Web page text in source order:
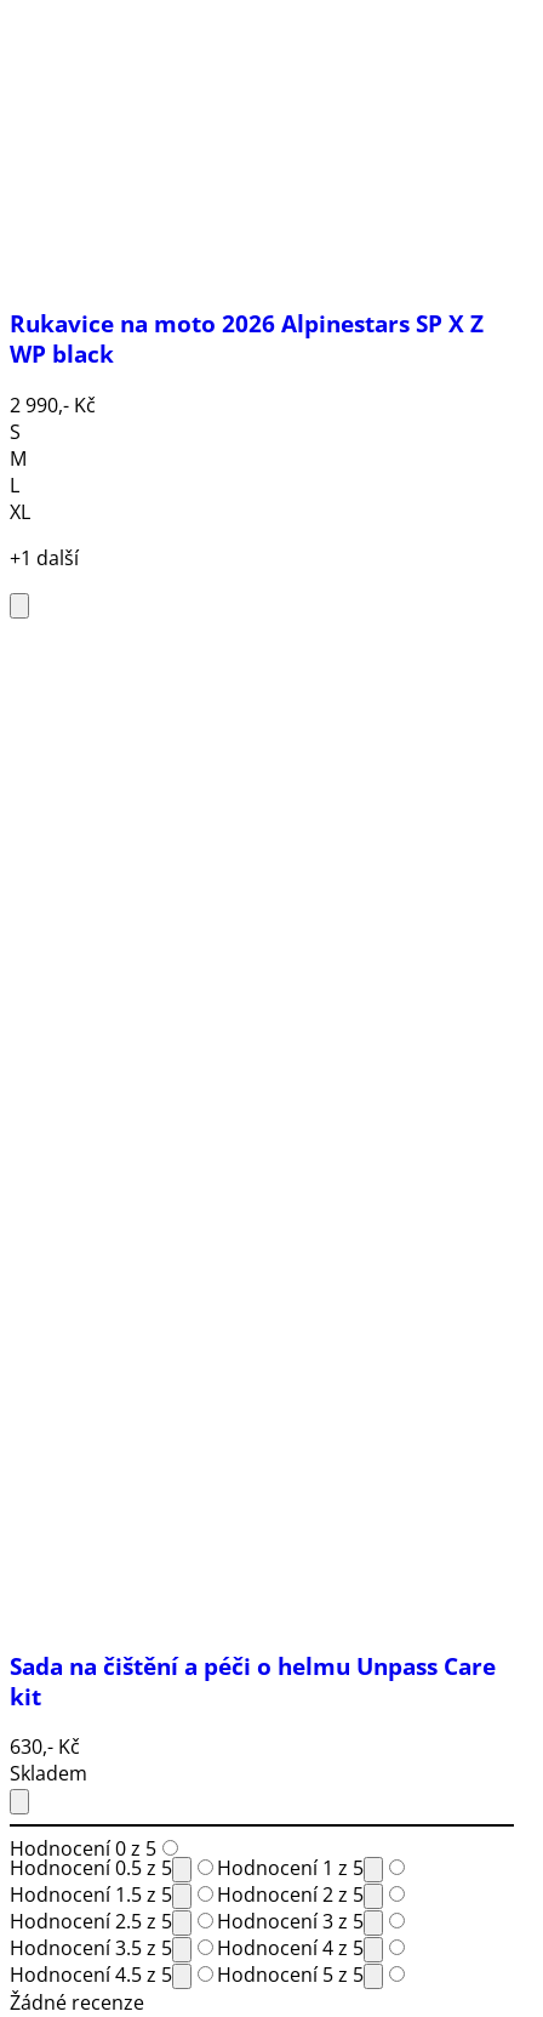
Rukavice na moto 2026 Alpinestars SP X Z
WP black
2 990,- Kč
S
M
L
XL
+1 další
Sada na čištění a péči o helmu Unpass Care
kit
630,- Kč
Skladem
Hodnocení 0 z 5
Hodnocení 0.5 z 5
Hodnocení 1 z 5
Hodnocení 1.5 z 5
Hodnocení 2 z 5
Hodnocení 2.5 z 5
Hodnocení 3 z 5
Hodnocení 3.5 z 5
Hodnocení 4 z 5
Hodnocení 4.5 z 5
Hodnocení 5 z 5
Žádné recenze